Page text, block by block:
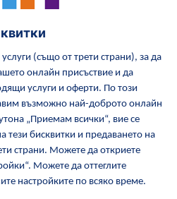
кожата от HiPP
бременност
Общи условия
за HiPP Контакти